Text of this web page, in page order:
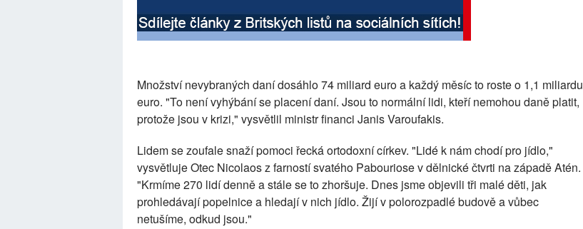
Množství nevybraných daní dosáhlo 74 miliard euro a každý měsíc to roste o 1,1 miliardu
euro. "To není vyhýbání se placení daní. Jsou to normální lidi, kteří nemohou daně platit,
protože jsou v krizi," vysvětlil ministr financi Janis Varoufakis.
Lidem se zoufale snaží pomoci řecká ortodoxní církev. "Lidé k nám chodí pro jídlo,"
vysvětluje Otec Nicolaos z farností svatého Pabouriose v dělnické čtvrti na západě Atén.
"Krmíme 270 lidí denně a stále se to zhoršuje. Dnes jsme objevili tři malé děti, jak
prohledávají popelnice a hledají v nich jídlo. Žijí v polorozpadlé budově a vůbec
netušíme, odkud jsou."